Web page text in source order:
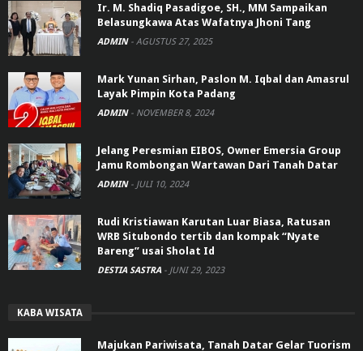
Ir. M. Shadiq Pasadigoe, SH., MM Sampaikan
Belasungkawa Atas Wafatnya Jhoni Tang
ADMIN - AGUSTUS 27, 2025
Mark Yunan Sirhan, Paslon M. Iqbal dan Amasrul
Layak Pimpin Kota Padang
ADMIN - NOVEMBER 8, 2024
Jelang Peresmian EIBOS, Owner Emersia Group
Jamu Rombongan Wartawan Dari Tanah Datar
ADMIN - JULI 10, 2024
Rudi Kristiawan Karutan Luar Biasa, Ratusan
WRB Situbondo tertib dan kompak “Nyate
Bareng” usai Sholat Id
DESTIA SASTRA - JUNI 29, 2023
KABA WISATA
Majukan Pariwisata, Tanah Datar Gelar Tuorism